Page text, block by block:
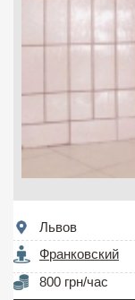
Львов
Франковский
800 грн/час